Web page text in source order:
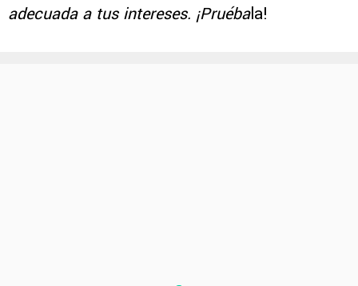
adecuada a tus intereses. ¡Pruébala!